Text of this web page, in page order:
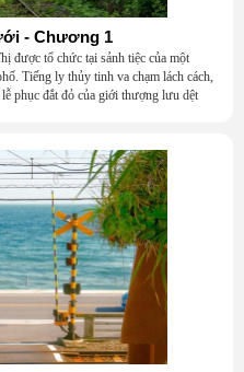
- Chương 1
được tổ chức tại sảnh tiệc của một
Tiếng ly thủy tinh va chạm lách cách,
phục đắt đỏ của giới thượng lưu dệt